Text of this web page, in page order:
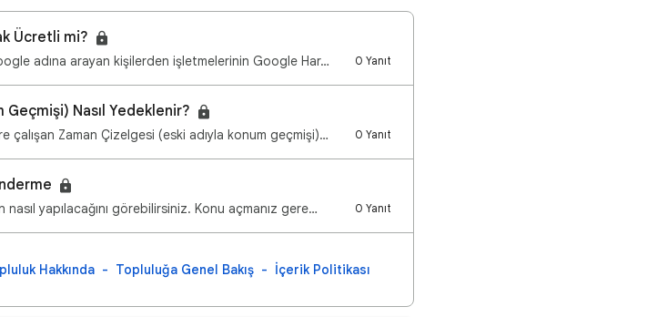
Ücretli mi?
adına arayan kişilerden işletmelerinin Google Har… 0 Yanıt
Nasıl Yedeklenir?
Zaman Çizelgesi (eski adıyla konum geçmişi)… 0 Yanıt
yapılacağını görebilirsiniz. Konu açmanız gere… 0 Yanıt
Hakkında Topluluğa Genel Bakış İçerik Politikası